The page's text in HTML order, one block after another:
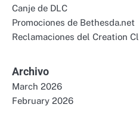
Canje de DLC
Promociones de Bethesda.net
Reclamaciones del Creation
Archivo
March 2026
February 2026